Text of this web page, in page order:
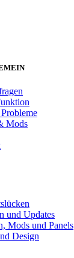
Mods
und Updates
Mods und Panels
Design